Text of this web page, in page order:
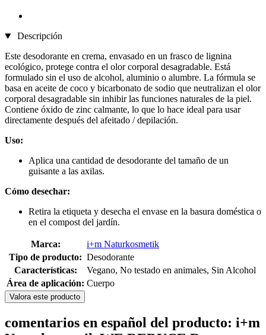
Descripción
Este desodorante en crema, envasado en un frasco de lignina
ecológico, protege contra el olor corporal desagradable. Está
formulado sin el uso de alcohol, aluminio o alumbre. La fórmula se
basa en aceite de coco y bicarbonato de sodio que neutralizan el olor
corporal desagradable sin inhibir las funciones naturales de la piel.
Contiene óxido de zinc calmante, lo que lo hace ideal para usar
directamente después del afeitado / depilación.
Uso:
Aplica una cantidad de desodorante del tamaño de un
guisante a las axilas.
Cómo desechar:
Retira la etiqueta y desecha el envase en la basura doméstica o
en el compost del jardín.
Marca:
i+m Naturkosmetik
Tipo de producto: Desodorante
Características:
Vegano, No testado en animales, Sin Alcohol
Área de aplicación: Cuerpo
Valora este producto
comentarios en español del producto: i+m